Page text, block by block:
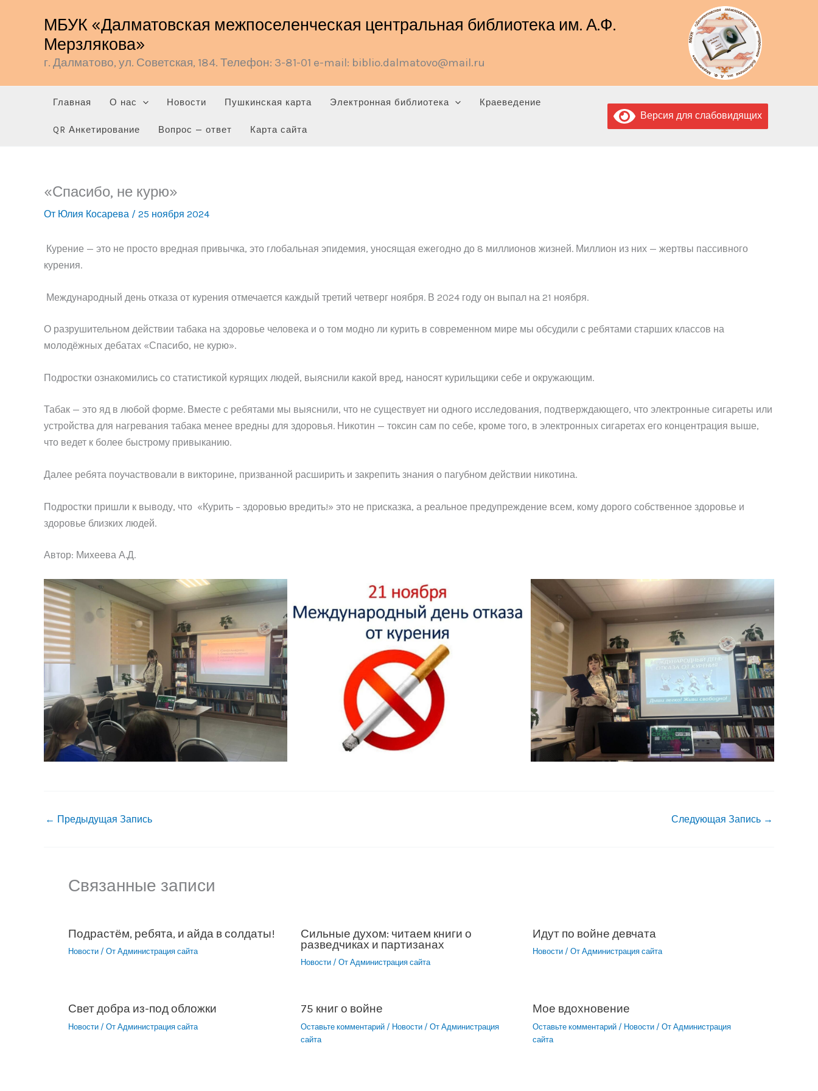
содержимому
МБУК «Далматовская межпоселенческая центральная библиотека им. А.Ф.
Мерзлякова»
г. Далматово, ул. Советская, 184. Телефон: 3-81-01 e-mail: biblio.dalmatovo@mail.ru
Главная О нас Новости Пушкинская карта Электронная библиотека Краеведение
QR Анкетирование Вопрос — ответ Карта сайта
Версия для слабовидящих
«Спасибо, не курю»
От Юлия Косарева / 25 ноября 2024
Курение — это не просто вредная привычка, это глобальная эпидемия, уносящая ежегодно до 8 миллионов жизней. Миллион из них — жертвы пассивного
курения.
Международный день отказа от курения отмечается каждый третий четверг ноября. В 2024 году он выпал на 21 ноября.
О разрушительном действии табака на здоровье человека и о том модно ли курить в современном мире мы обсудили с ребятами старших классов на
молодёжных дебатах «Спасибо, не курю».
Подростки ознакомились со статистикой курящих людей, выяснили какой вред, наносят курильщики себе и окружающим.
Табак — это яд в любой форме. Вместе с ребятами мы выяснили, что не существует ни одного исследования, подтверждающего, что электронные сигареты или
устройства для нагревания табака менее вредны для здоровья. Никотин — токсин сам по себе, кроме того, в электронных сигаретах его концентрация выше,
что ведет к более быстрому привыканию.
Далее ребята поучаствовали в викторине, призванной расширить и закрепить знания о пагубном действии никотина.
Подростки пришли к выводу, что «Курить – здоровью вредить!» это не присказка, а реальное предупреждение всем, кому дорого собственное здоровье и
здоровье близких людей.
Автор: Михеева А.Д.
← Предыдущая Запись Следующая Запись →
Связанные записи
Подрастём, ребята, и айда в солдаты!
Новости / От Администрация сайта
Сильные духом: читаем книги о
разведчиках и партизанах
Новости/ От Администрация сайта
Идут по войне девчата
Новости / ОтАдминистрация сайта
Свет добра из-под обложки
Новости / От Администрация сайта
75 книг о войне
Оставьте комментарий / Новости/ От Администрация
сайта
Мое вдохновение
Оставьте комментарий / Новости / ОтАдминистрация
сайта